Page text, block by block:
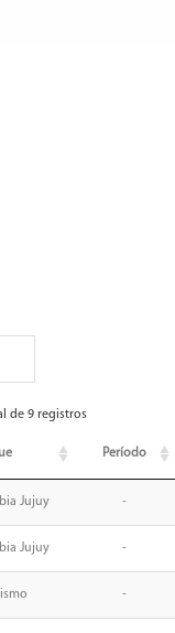
de 9 registros
Período
Jujuy -
Jujuy -
-